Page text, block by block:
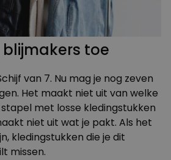
toe
van 7. Nu mag je nog zeven
Het maakt niet uit van welke
met losse kledingstukken
niet uit wat je pakt. Als het
kledingstukken die je dit
missen.